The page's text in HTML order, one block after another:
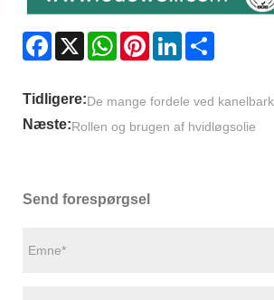
Facebook
X WhatsAppPinterestLinkedIn
Tidligere:De mange fordele ved
Næste:Rollen og brugen af ​​hvidløgsolie
Send forespørgsel